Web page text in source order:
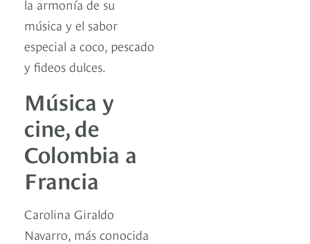
la armonía de su
música y el sabor
especial a coco, pescado
y fideos dulces.
Música y
cine, de
Colombia a
Francia
Carolina Giraldo
Navarro, más conocida